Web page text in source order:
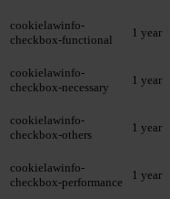
cookielawinfo-
checkbox-functional
1 year
cookielawinfo-
checkbox-necessary
1 year
cookielawinfo-
checkbox-others
1 year
cookielawinfo-
checkbox-performance
1 year